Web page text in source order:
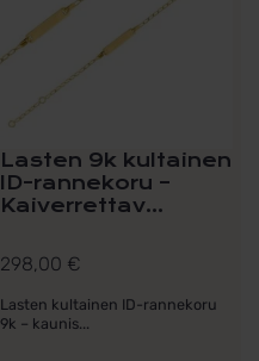
Lasten 9k kultainen
ID-rannekoru –
Kaiverrettav...
298,00 €
Lasten kultainen ID-rannekoru
9k – kaunis...